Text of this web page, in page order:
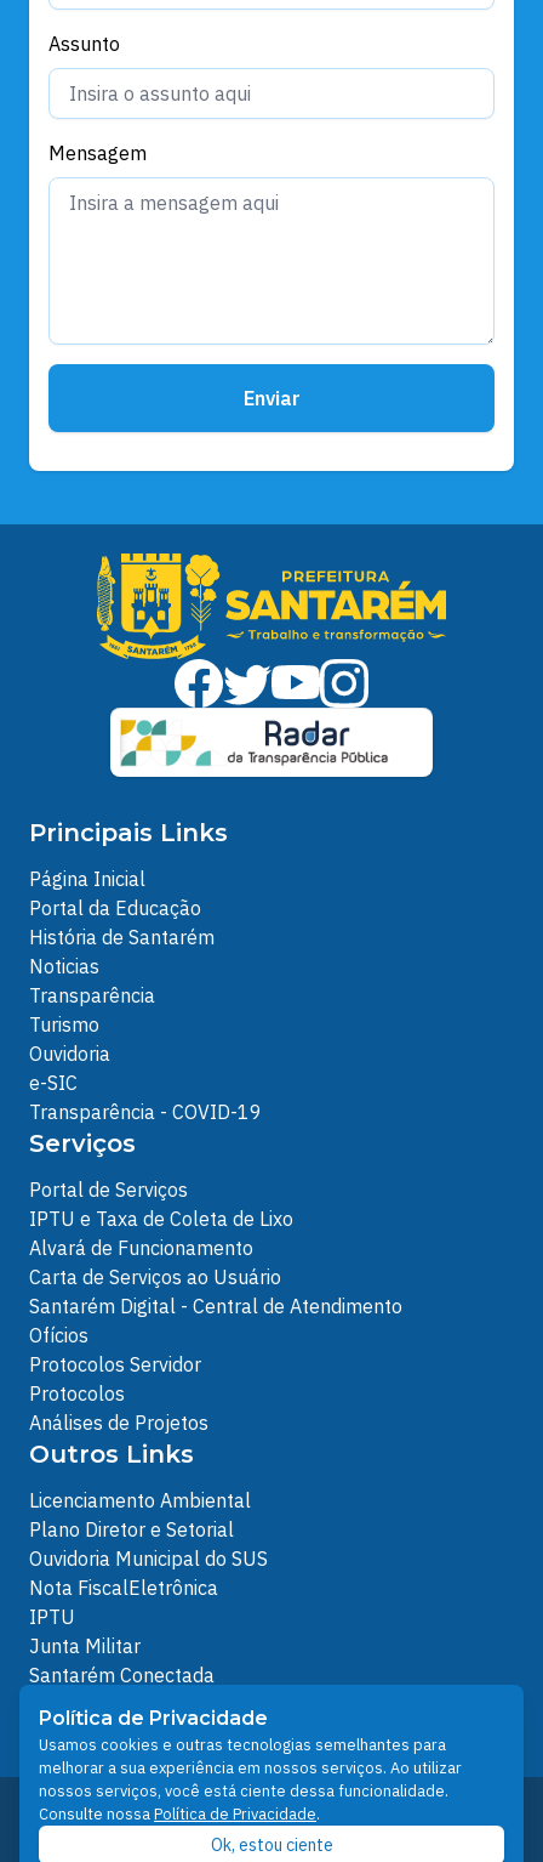
Assunto
Mensagem
Enviar
Principais Links
Página Inicial
Portal da Educação
História de Santarém
Noticias
Transparência
Turismo
Ouvidoria
e-SIC
Transparência - COVID-19
Serviços
Portal de Serviços
IPTU e Taxa de Coleta de Lixo
Alvará de Funcionamento
Carta de Serviços ao Usuário
Santarém Digital - Central de Atendimento
Ofícios
Protocolos Servidor
Protocolos
Análises de Projetos
Outros Links
Licenciamento Ambiental
Plano Diretor e Setorial
Ouvidoria Municipal do SUS
Nota FiscalEletrônica
IPTU
Junta Militar
Santarém Conectada
Política de Privacidade
People illustrations by Storyset
Desenvolvido pelo Núcleo Técnico de Gestão de
Tecnologia da Informação - NTI
Política de Privacidade
Usamos cookies e outras tecnologias semelhantes para
melhorar a sua experiência em nossos serviços. Ao utilizar
nossos serviços, você está ciente dessa funcionalidade.
Consulte nossaPolítica de Privacidade.
Ok, estou ciente